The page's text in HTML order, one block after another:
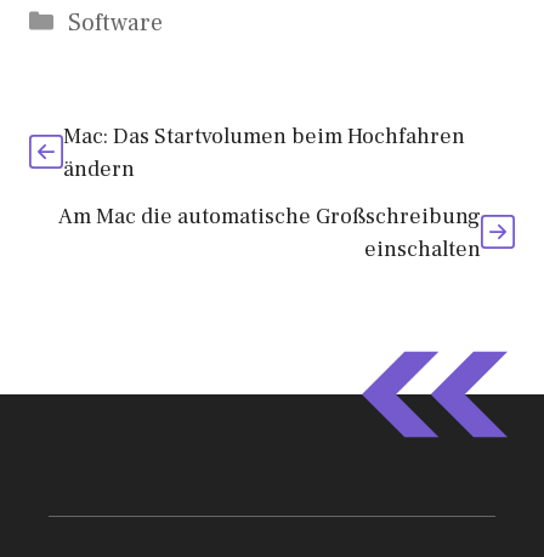
Kategorien
Software
Mac: Das Startvolumen beim Hochfahren
ändern
Am Mac die automatische Großschreibung
einschalten